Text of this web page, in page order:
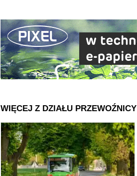
WIĘCEJ Z DZIAŁU PRZEWOŹNICY